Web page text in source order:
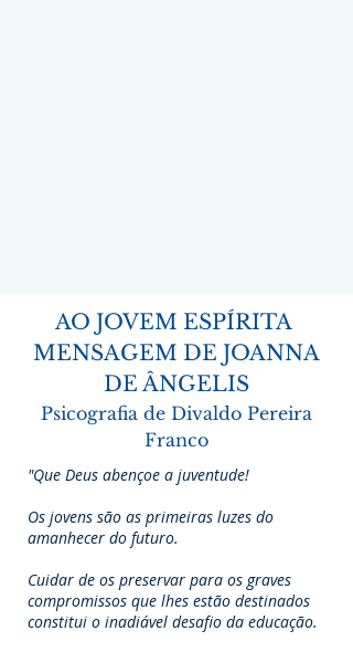
AO JOVEM ESPÍRITA
MENSAGEM DE JOANNA
DE ÂNGELIS
Psicografia de Divaldo Pereira
Franco
"Que Deus abençoe a juventude!
Os jovens são as primeiras luzes do
amanhecer do futuro.
Cuidar de os preservar para os graves
compromissos que lhes estão destinados
constitui o inadiável desafio da educação.